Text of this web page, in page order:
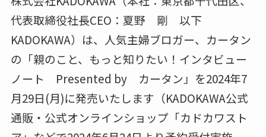
代表取締役社長CEO：夏野 剛 以下
KADOKAWA）は、人気主婦ブロガー、カータン
の「親のこと、もっと知りたい！インタビュー
ノート Presented by カータン」を2024年7
月29日(月)に発売いたします（KADOKAWA公式
通販・公式オンラインショップ「カドカワスト